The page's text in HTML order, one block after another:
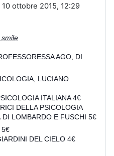
10 ottobre 2015, 12:29
AGO, DI
LUCIANO
ITALIANA 4€
DELLA PSICOLOGIA
DI LOMBARDO E FUSCHI 5€
5€
DEL CIELO 4€